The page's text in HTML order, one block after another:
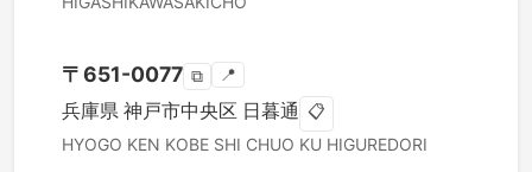
〒651-0077 ⧉ 📍
兵庫県 神戸市中央区 日暮通 📋
HYOGO KEN KOBE SHI CHUO KU HIGUREDORI